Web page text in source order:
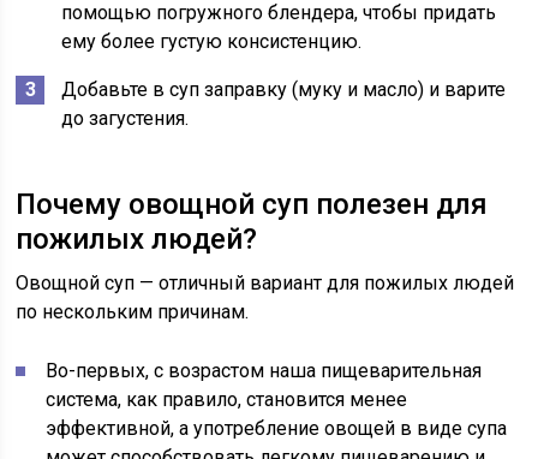
помощью погружного блендера, чтобы придать
ему более густую консистенцию.
Добавьте в суп заправку (муку и масло) и варите
до загустения.
Почему овощной суп полезен для
пожилых людей?
Овощной суп — отличный вариант для пожилых людей
по нескольким причинам.
Во-первых, с возрастом наша пищеварительная
система, как правило, становится менее
эффективной, а употребление овощей в виде супа